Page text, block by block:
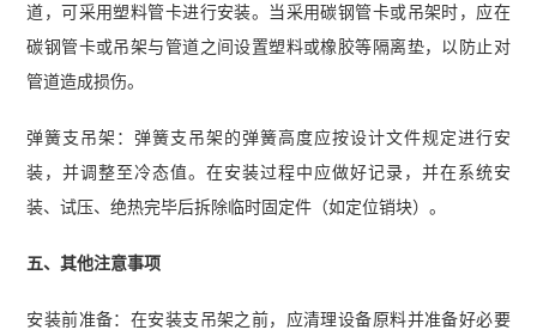
道，可采用塑料管卡进行安装。当采用碳钢管卡或吊架时，应在
碳钢管卡或吊架与管道之间设置塑料或橡胶等隔离垫，以防止对
管道造成损伤。
弹簧支吊架：弹簧支吊架的弹簧高度应按设计文件规定进行安
装，并调整至冷态值。在安装过程中应做好记录，并在系统安
装、试压、绝热完毕后拆除临时固定件（如定位销块）。
五、其他注意事项
安装前准备：在安装支吊架之前，应清理设备原料并准备好必要